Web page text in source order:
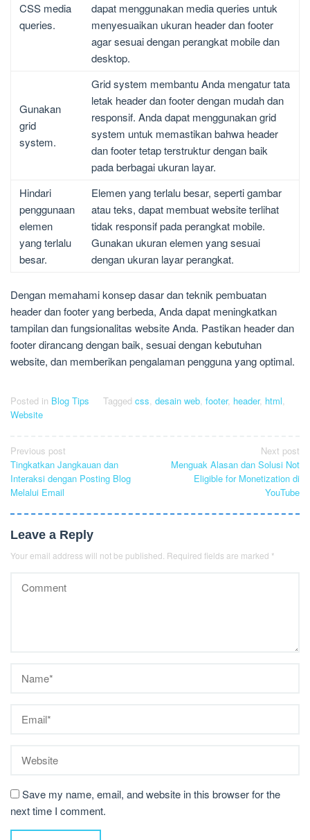
CSS media
queries.
dapat menggunakan media queries untuk
menyesuaikan ukuran header dan footer
agar sesuai dengan perangkat mobile dan
desktop.
Gunakan
grid
system.
Grid system membantu Anda mengatur tata
letak header dan footer dengan mudah dan
responsif. Anda dapat menggunakan grid
system untuk memastikan bahwa header
dan footer tetap terstruktur dengan baik
pada berbagai ukuran layar.
Hindari
penggunaan
elemen
yang terlalu
besar.
Elemen yang terlalu besar, seperti gambar
atau teks, dapat membuat website terlihat
tidak responsif pada perangkat mobile.
Gunakan ukuran elemen yang sesuai
dengan ukuran layar perangkat.
Dengan memahami konsep dasar dan teknik pembuatan
header dan footer yang berbeda, Anda dapat meningkatkan
tampilan dan fungsionalitas website Anda. Pastikan header dan
footer dirancang dengan baik, sesuai dengan kebutuhan
website, dan memberikan pengalaman pengguna yang optimal.
Posted in Blog Tips Tagged css, desain web, footer, header, html,
Website
Post
navigation
Previous post
Tingkatkan Jangkauan dan
Interaksi dengan Posting Blog
Melalui Email
Next post
Menguak Alasan dan Solusi Not
Eligible for Monetization di
YouTube
Leave a Reply
Your email address will not be published. Required fields are marked *
Save my name, email, and website in this browser for the
next time I comment.